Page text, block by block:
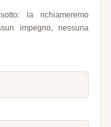
la richiameremo
impegno, nessuna